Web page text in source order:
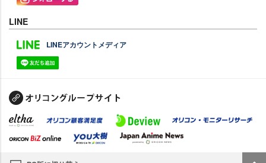
LINE
LINEアカウントメディア